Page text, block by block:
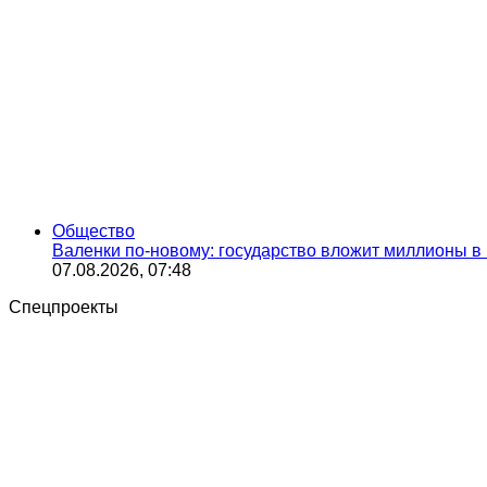
Общество
Валенки по-новому: государство вложит миллионы в
07.08.2026, 07:48
Спецпроекты